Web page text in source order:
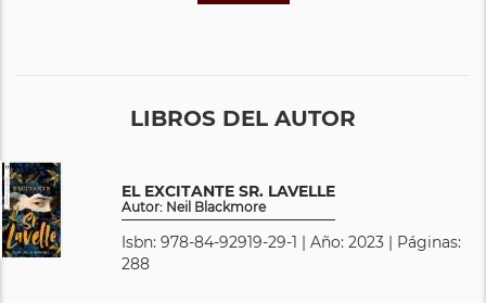
LIBROS DEL AUTOR
EL EXCITANTE SR. LAVELLE
Autor: Neil Blackmore
Isbn: 978-84-92919-29-1 | Año: 2023 | Páginas:
288